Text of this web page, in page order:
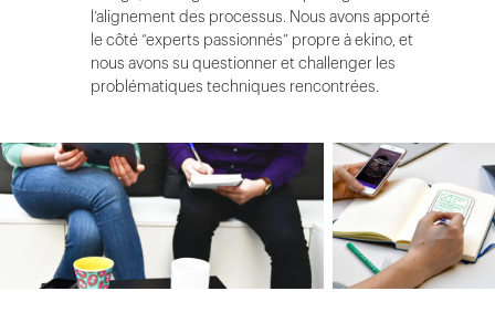
l’alignement des processus. Nous avons apporté
le côté “experts passionnés” propre à ekino, et
nous avons su questionner et challenger les
problématiques techniques rencontrées.